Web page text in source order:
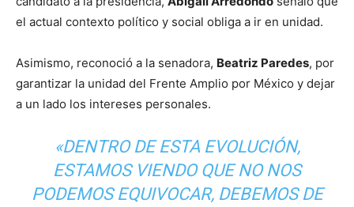
el actual contexto político y social obliga a ir en unidad.
Asimismo, reconoció a la senadora, Beatriz Paredes, por
garantizar la unidad del Frente Amplio por México y dejar
a un lado los intereses personales.
«DENTRO DE ESTA EVOLUCIÓN,
ESTAMOS VIENDO QUE NO NOS
PODEMOS EQUIVOCAR, DEBEMOS DE